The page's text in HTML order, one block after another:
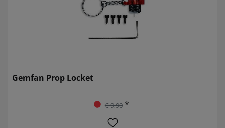
Gemfan Prop Locket
€ 9,90*